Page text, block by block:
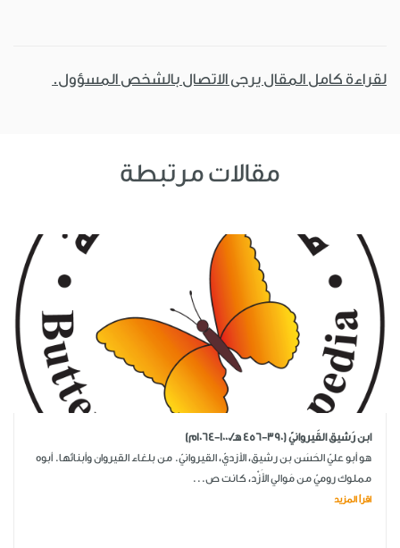
لقراءة كامل المقال يرجى الاتصال بالشخص المسؤول.
مقالات مرتبطة
ابن رَشيق القَيروانيّ (390-456 هـ/1000-1064م)
هو أبو عليّ الحَسَن بن رشيق، الأزديّ، القيروانيّ. من بلغاء القيروان وأبنائها. أبوه
مملوك روميّ من مَوالي الأَزْد، كانت ص...
اقرأ المزيد